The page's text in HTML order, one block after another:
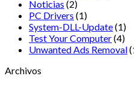
Noticias (2)
PC Drivers (1)
System-DLL-Update(1)
Test Your Computer(4)
Unwanted Ads Removal
Archivos